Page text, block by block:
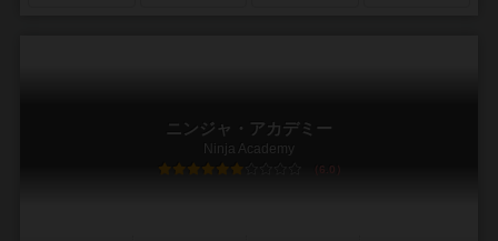
ニンジャ・アカデミー
Ninja Academy
6.0